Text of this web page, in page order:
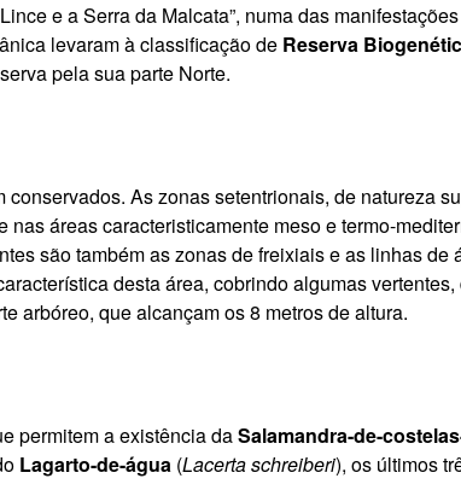
e a Serra da Malcata”, numa das
levaram à classificação de Reserva
pela sua parte Norte.
As zonas setentrionais, de natureza
nas áreas caracteristicamente meso e termo-
são também as zonas de freixiais e as linhas
desta área, cobrindo algumas
arbóreo, que alcançam os 8 metros de altura.
permitem a existência daSalamandra-de-
Lagarto-de-água (Lacerta schreiberi), os últimos